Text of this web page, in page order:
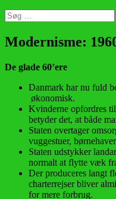
Søg
efter:
Modernisme:
De glade 60’ere
Danmark har nu fuld
økonomisk.
Kvinderne opfordres
betyder det, at både
Staten overtager
vuggestuer,
Staten udstykker
normalt at flytte væk
Der produceres langt
charterrejser bliver
for mere forbrug.